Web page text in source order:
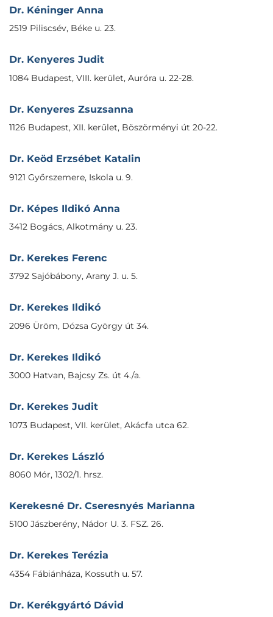
Dr. Kéninger Anna
2519 Piliscsév, Béke u. 23.
Dr. Kenyeres Judit
1084 Budapest, VIII. kerület, Auróra u. 22-28.
Dr. Kenyeres Zsuzsanna
1126 Budapest, XII. kerület, Böszörményi út 20-22.
Dr. Keöd Erzsébet Katalin
9121 Győrszemere, Iskola u. 9.
Dr. Képes Ildikó Anna
3412 Bogács, Alkotmány u. 23.
Dr. Kerekes Ferenc
3792 Sajóbábony, Arany J. u. 5.
Dr. Kerekes Ildikó
2096 Üröm, Dózsa György út 34.
Dr. Kerekes Ildikó
3000 Hatvan, Bajcsy Zs. út 4./a.
Dr. Kerekes Judit
1073 Budapest, VII. kerület, Akácfa utca 62.
Dr. Kerekes László
8060 Mór, 1302/1. hrsz.
Kerekesné Dr. Cseresnyés Marianna
5100 Jászberény, Nádor U. 3. FSZ. 26.
Dr. Kerekes Terézia
4354 Fábiánháza, Kossuth u. 57.
Dr. Kerékgyártó Dávid